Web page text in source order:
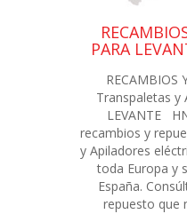
PARA
RECAMBIOS
Transpaletas y
LEVANTE
recambios y
y Apiladores
toda Europa y
España.
repuesto que